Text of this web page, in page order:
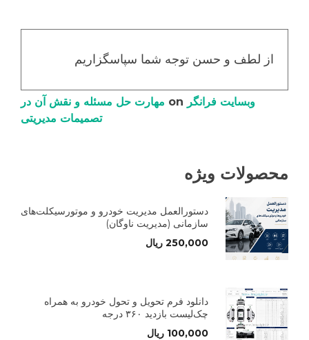
از لطف و حسن توجه شما سپاسگزاریم
وبسایت فرانگر
مهارت حل مسئله و نقش آن در
تصمیمات مدیریتی
محصولات ویژه
دستورالعمل مدیریت خودرو و موتورسیکلت‌های
سازمانی (مدیریت ناوگان)
250,000 ریال
دانلود فرم تحویل و تحول خودرو به همراه
چک‌لیست بازدید ۳۶۰ درجه
100,000 ریال